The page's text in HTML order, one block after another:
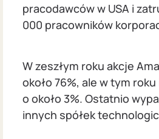
pracodawców w USA i
000 pracowników
W zeszłym roku akcje
około 76%, ale w tym
o około 3%. Ostatnio
innych spółek